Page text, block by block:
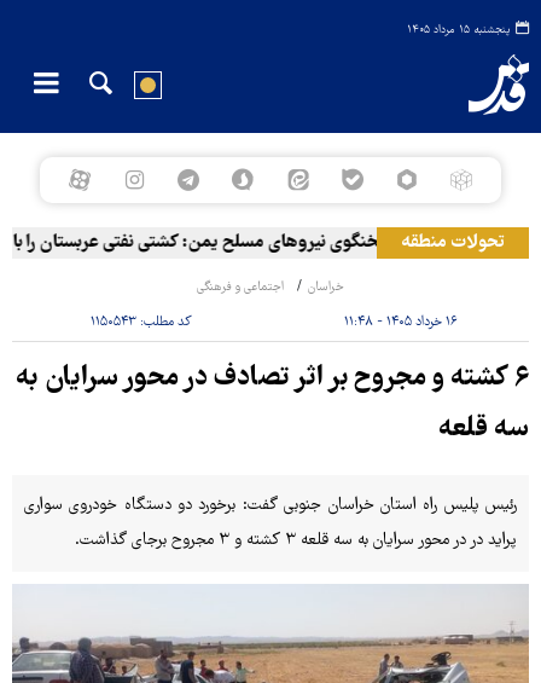
پنجشنبه ۱۵ مرداد ۱۴۰۵
تحولات منطقهسخنگوی نیروهای مسلح یمن: کشتی نفتی عربستان را با
خراسان اجتماعی و فرهنگی
۱۶ خرداد ۱۴۰۵ - ۱۱:۴۸ کد مطلب: ۱۱۵۰۵۴۳
۶ کشته و مجروح بر اثر تصادف در محور سرایان به
سه قلعه
رئیس پلیس راه استان خراسان‌ جنوبی گفت: برخورد دو دستگاه خودروی سواری
پراید در در محور سرایان به سه قلعه ۳ کشته و ۳ مجروح برجای گذاشت.